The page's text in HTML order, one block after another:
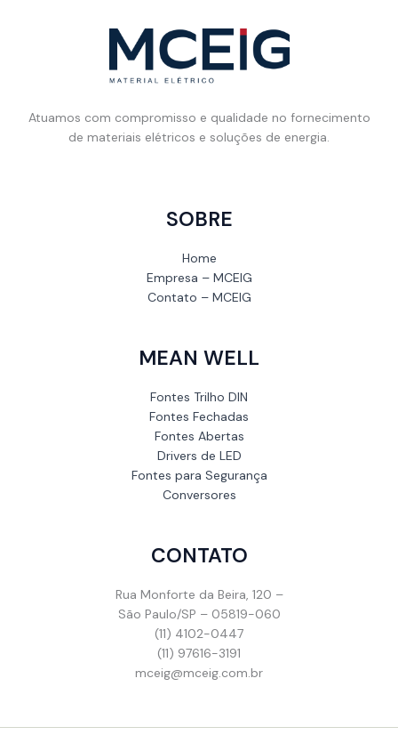
Atuamos com compromisso e qualidade no fornecimento
de materiais elétricos e soluções de energia.
SOBRE
Home
Empresa – MCEIG
Contato – MCEIG
MEAN WELL
Fontes Trilho DIN
Fontes Fechadas
Fontes Abertas
Drivers de LED
Fontes para Segurança
Conversores
CONTATO
Rua Monforte da Beira, 120 –
São Paulo/SP – 05819-060
(11) 4102-0447
(11) 97616-3191
mceig@mceig.com.br